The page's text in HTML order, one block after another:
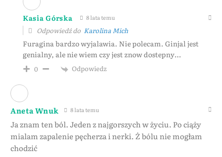
Kasia Górska 8 lata temu
Odpowiedź do Karolina Mich
Furagina bardzo wyjalawia. Nie polecam. Ginjal jest
genialny, ale nie wiem czy jest znow dostepny…
0 Odpowiedz
Aneta Wnuk 8 lata temu
Ja znam ten ból. Jeden z najgorszych w życiu. Po ciąży
mialam zapalenie pęcherza i nerki. Ż bólu nie mogłam
chodzić